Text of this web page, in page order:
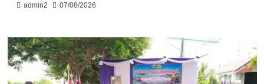
admin2 07/08/2026